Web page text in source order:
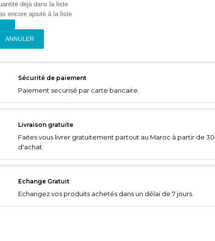
déjà dans la liste
encore ajouté à la liste
ANNULER
Sécurité de paiement
Paiement securisé par carte bancaire.
Livraison gratuite
Faites vous livrer gratuitement partout au Maroc à partir de
d'achat.
Echange Gratuit
Echangez vos produits achetés dans un délai de 7 jours.